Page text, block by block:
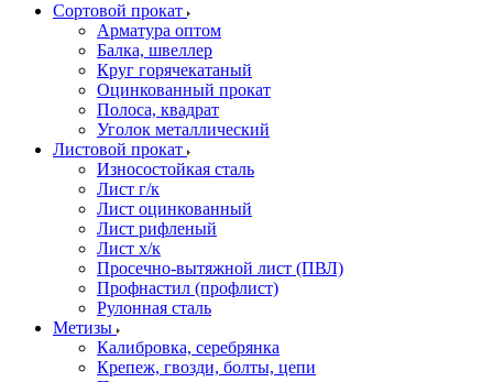
Сортовой прокат
Арматура оптом
Балка, швеллер
Круг горячекатаный
Оцинкованный прокат
Полоса, квадрат
Уголок металлический
Листовой прокат
Износостойкая сталь
Лист г/к
Лист оцинкованный
Лист рифленый
Лист х/к
Просечно-вытяжной лист (ПВЛ)
Профнастил (профлист)
Рулонная сталь
Метизы
Калибровка, серебрянка
Крепеж, гвозди, болты, цепи